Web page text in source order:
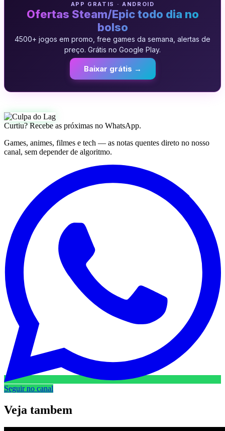
APP GRATIS · ANDROID
Ofertas Steam/Epic todo dia no
bolso
4500+ jogos em promo, free games da semana, alertas de
preço. Grátis no Google Play.
Baixar grátis →
Curtiu? Recebe as próximas no WhatsApp.
Games, animes, filmes e tech — as notas quentes direto no nosso
canal, sem depender de algoritmo.
Seguir no canal
Veja tambem